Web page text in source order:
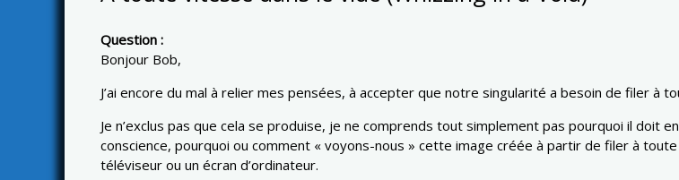
Question :
Bonjour Bob,
J’ai encore du mal à relier mes pensées, à accepter que notre singularité a besoin de filer à
Je n’exclus pas que cela se produise, je ne comprends tout simplement pas pourquoi il doit
conscience, pourquoi ou comment « voyons-nous » cette image créée à partir de filer à
téléviseur ou un écran d’ordinateur.